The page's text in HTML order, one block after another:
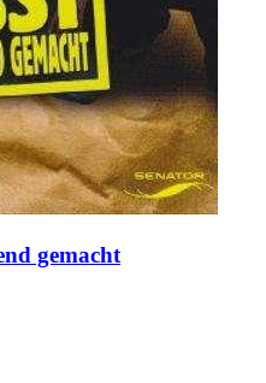
gemacht